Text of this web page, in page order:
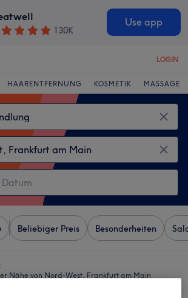
130K
Use app
LOGIN
HAARENTFERNUNG KOSMETIK MASSAGE
Beliebiger Preis Besonderheiten
Nähe von Nord-West, Frankfurt am Main